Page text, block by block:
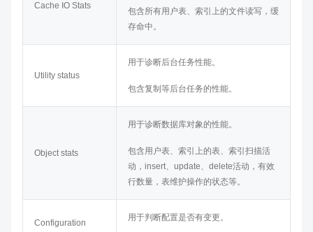
Cache IO Stats
包含所有用户表、索引上的文件读写，缓
存命中。
Utility status
用于诊断后台任务性能。
包含复制等后台任务的性能。
Object stats
用于诊断数据库对象的性能。
包含用户表、索引上的表、索引扫描活
动，insert、update、delete活动，有效
行数量，表维护操作的状态等。
Configuration
用于判断配置是否有变更。